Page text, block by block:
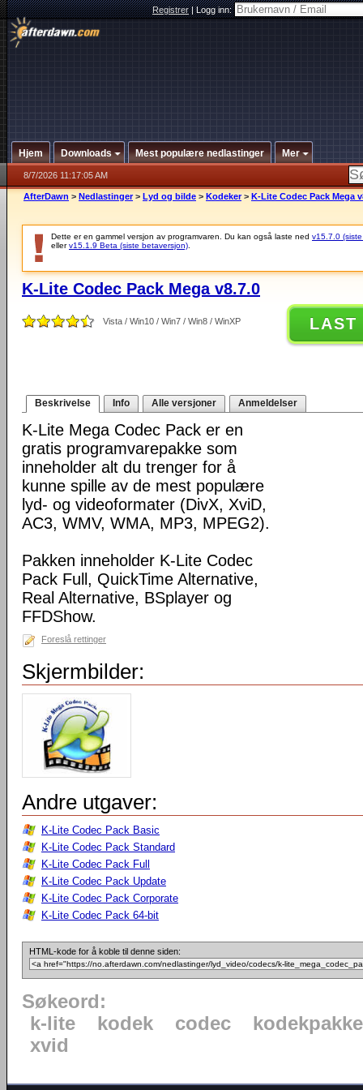
Registrer|Logg inn:
Hjem Downloads Mest populære nedlastinger Mer
8/7/2026 11:17:05 AM
AfterDawn > Nedlastinger > Lyd og bilde > Kodeker > K-Lite Codec Pack Mega
Dette er en gammel versjon av programvaren. Du kan også laste ned v15.7.0
ellerv15.1.9 Beta (siste betaversjon)
K-Lite Codec Pack Mega v8.7.0
Vista / Win10 / Win7 / Win8 / WinXP LAST
Beskrivelse Info Alle versjoner Anmeldelser
K-Lite Mega Codec Pack er en
gratis programvarepakke som
inneholder alt du trenger for å
kunne spille av de mest populære
lyd- og videoformater (DivX, XviD,
AC3, WMV, WMA, MP3, MPEG2).
Pakken inneholder K-Lite Codec
Pack Full, QuickTime Alternative,
Real Alternative, BSplayer og
FFDShow.
Foreslå rettinger
Skjermbilder:
Andre utgaver:
K-Lite Codec Pack Basic
K-Lite Codec Pack Standard
K-Lite Codec Pack Full
K-Lite Codec Pack Update
K-Lite Codec Pack Corporate
K-Lite Codec Pack 64-bit
HTML-kode for å koble til denne siden:
Søkeord:
k-lite
kodek codec
kodekpakke
xvid